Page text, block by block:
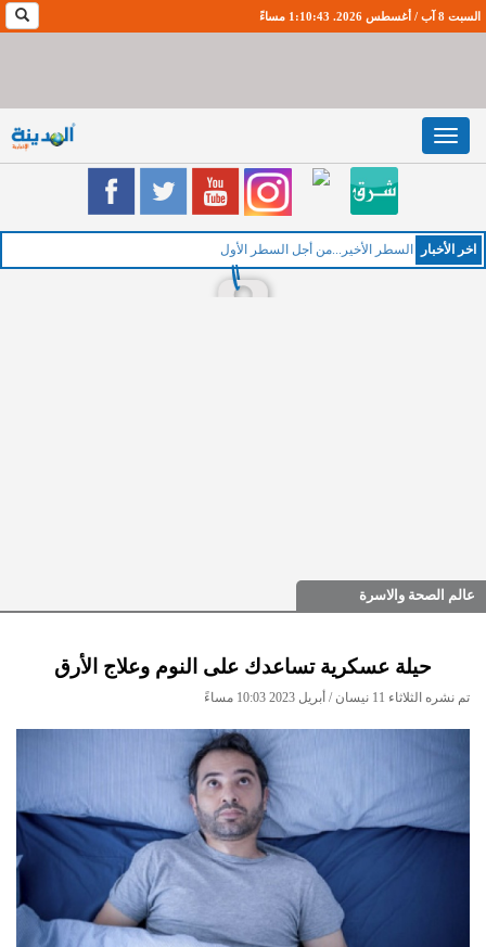
السبت 8 آب / أغسطس 2026. 1:10:44 مساءً
Toggle
navigation
اخر اﻷخبار
عالم الصحة والاسرة
حيلة عسكرية تساعدك على النوم وعلاج الأرق
تم نشره الثلاثاء 11 نيسان / أبريل 2023 10:03 مساءً